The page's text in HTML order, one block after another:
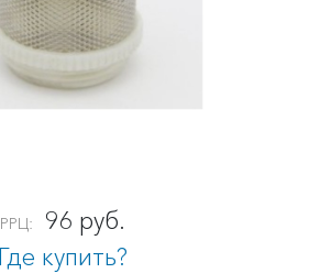
РРЦ:
96 руб.
Где купить?